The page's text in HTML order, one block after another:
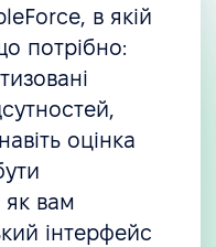
в якій
потрібно:
оцінка
як вам
інтерфейс